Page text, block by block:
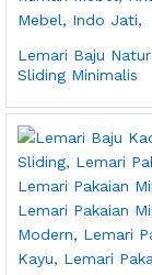
Lemari Baju
Sliding Minimalis